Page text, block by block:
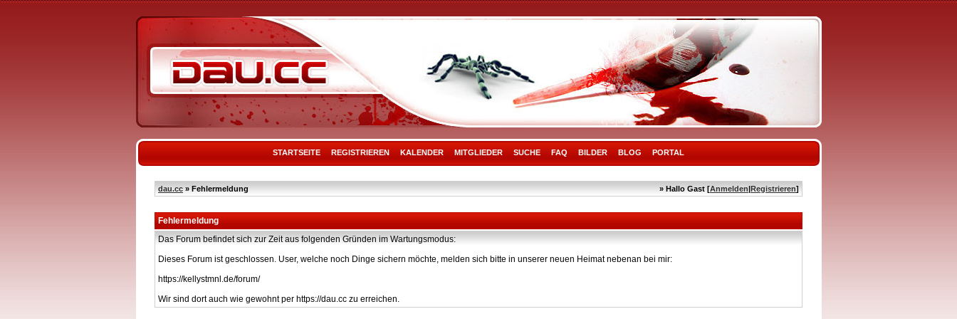
STARTSEITE REGISTRIEREN KALENDER MITGLIEDER SUCHE FAQ BILDER BLOG PORTAL
dau.cc » Fehlermeldung » Hallo Gast [Anmelden|Registrieren]
Fehlermeldung
Das Forum befindet sich zur Zeit aus folgenden Gründen im Wartungsmodus:
Dieses Forum ist geschlossen. User, welche noch Dinge sichern möchte, melden sich bitte in unserer neuen Heimat nebenan bei mir:
https://kellystmnl.de/forum/
Wir sind dort auch wie gewohnt per https://dau.cc zu erreichen.